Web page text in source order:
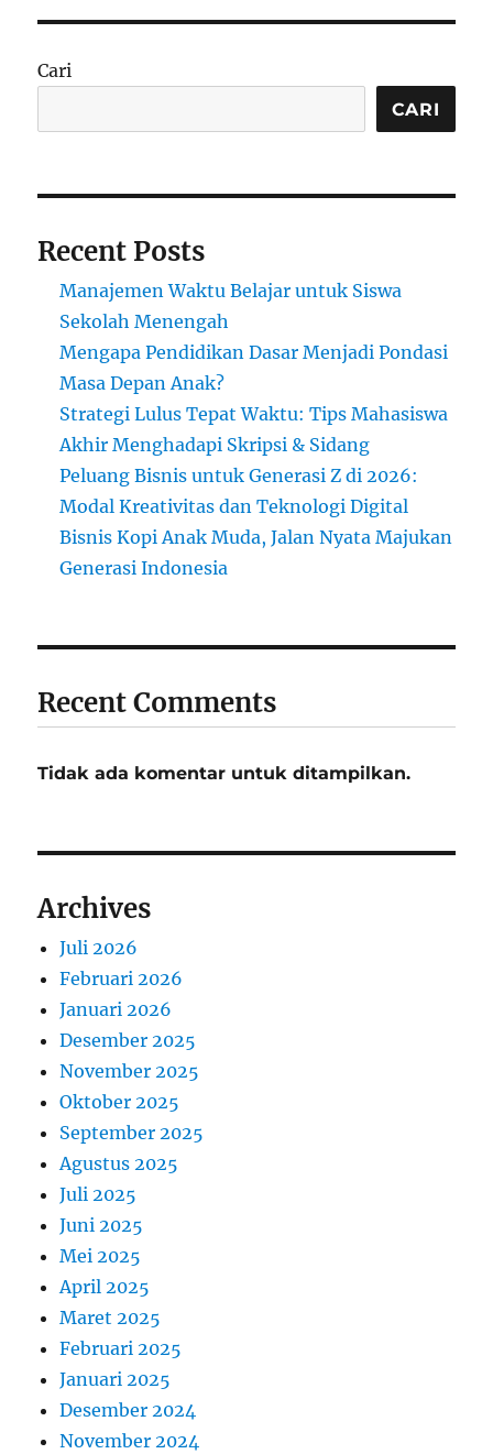
Cari
CARI
Recent Posts
Manajemen Waktu Belajar untuk Siswa
Sekolah Menengah
Mengapa Pendidikan Dasar Menjadi Pondasi
Masa Depan Anak?
Strategi Lulus Tepat Waktu: Tips Mahasiswa
Akhir Menghadapi Skripsi & Sidang
Peluang Bisnis untuk Generasi Z di 2026:
Modal Kreativitas dan Teknologi Digital
Bisnis Kopi Anak Muda, Jalan Nyata Majukan
Generasi Indonesia
Recent Comments
Tidak ada komentar untuk ditampilkan.
Archives
Juli 2026
Februari 2026
Januari 2026
Desember 2025
November 2025
Oktober 2025
September 2025
Agustus 2025
Juli 2025
Juni 2025
Mei 2025
April 2025
Maret 2025
Februari 2025
Januari 2025
Desember 2024
November 2024